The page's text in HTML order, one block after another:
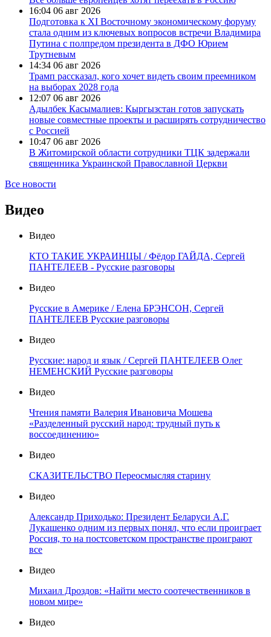
16:04 06 авг 2026
Подготовка к XI Восточному экономическому форуму
стала одним из ключевых вопросов встречи Владимира
Путина с полпредом президента в ДФО Юрием
Трутневым
14:34 06 авг 2026
Трамп рассказал, кого хочет видеть своим преемником
на выборах 2028 года
12:07 06 авг 2026
Адылбек Касымалиев: Кыргызстан готов запускать
новые совместные проекты и расширять сотрудничество
с Россией
10:47 06 авг 2026
В Житомирской области сотрудники ТЦК задержали
священника Украинской Православной Церкви
Все новости
Видео
Видео
КТО ТАКИЕ УКРАИНЦЫ / Фёдор ГАЙДА, Сергей
ПАНТЕЛЕЕВ - Русские разговоры
Видео
Русские в Америке / Елена БРЭНСОН, Сергей
ПАНТЕЛЕЕВ Русские разговоры
Видео
Русские: народ и язык / Сергей ПАНТЕЛЕЕВ Олег
НЕМЕНСКИЙ Русские разговоры
Видео
Чтения памяти Валерия Ивановича Мошева
«Разделенный русский народ: трудный путь к
воссоединению»
Видео
СКАЗИТЕЛЬСТВО Переосмысляя старину
Видео
Александр Приходько: Президент Беларуси А.Г.
Лукашенко одним из первых понял, что если проиграет
Россия, то на постсоветском пространстве проиграют
все
Видео
Михаил Дроздов: «Найти место соотечественников в
новом мире»
Видео